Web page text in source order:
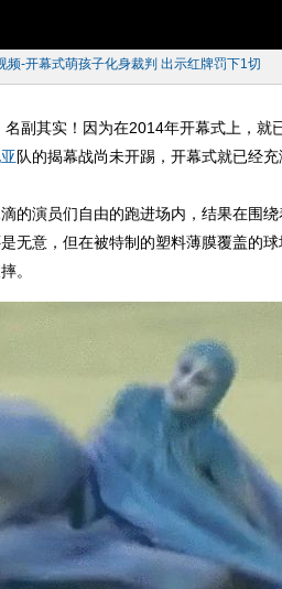
频-开幕式萌孩子化身裁判 出示红牌罚下1切
名副其实！因为在2014年开幕式上，就
队的揭幕战尚未开踢，开幕式就已经充
演员们自由的跑进场内，结果在围绕
无意，但在被特制的塑料薄膜覆盖的
。